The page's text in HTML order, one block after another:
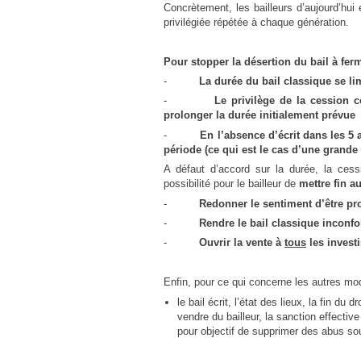
Concrètement, les bailleurs
privilégiée répétée à chaque génération.
Pour stopper la désertion du bail à
-
La durée du bail classique se
-
Le privilège de la cession
prolonger la durée initialement prévue
-
En l’absence d’écrit dans les
période (ce qui est le cas d’une
A défaut d’accord sur la durée, la
possibilité pour le bailleur de mettre fin
- Redonner le sentiment d’être
-
Rendre le bail classique
- Ouvrir la vente à tous les
Enfin, pour ce qui concerne les autres
le bail écrit, l’état des lieux, la fin du
vendre du bailleur, la sanction
pour objectif de supprimer des abus